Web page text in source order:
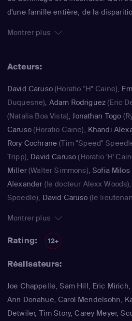
d'une famille entière, de la
d'arrache-pied. Déclinée en 10
over furent tournés avec "Les
Montrer plus
Acteurs:
David Caruso(Horatio "H" Caine)
Duquesne) Adam Rodriguez (Eric
(Natalia Boa Vista) Jonathan Togo
Caruso(Horatio Caine) Khandi
Rory Cochrane (Tim "Speed"
Tripp) David Caruso (Horatio 'H'
Miller(Walter Simmons) ,Sofia Milos
Alexander (le docteur Alexx Woods)
Speedle) David Caruso (le
(l'inspecteur Frank Tripp)
Rory Cochrane(Tim 'Speed' Speedle)
(Braden Wilkins)
Montrer plus
Rating: 12+
Réalisateurs:
Joe Chappelle, Sam Hill, Eric
Ann Donahue, Carol Mendelsohn,
Detwiler, Tim Story, Carey Meyer,